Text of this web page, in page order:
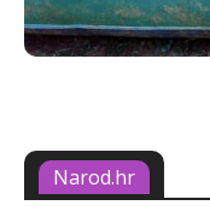
Narod.hr